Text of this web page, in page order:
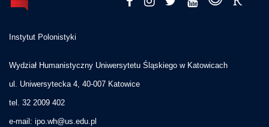
Instytut Polonistyki
Wydział Humanistyczny Uniwersytetu Śląskiego w Katowicach
ul. Uniwersytecka 4, 40-007 Katowice
tel. 32 2009 402
e-mail: ipo.wh@us.edu.pl